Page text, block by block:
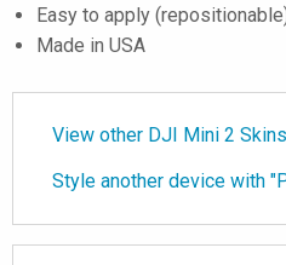
Easy to apply
Made in USA
View other DJI Mini 2 Skins
Style another device with